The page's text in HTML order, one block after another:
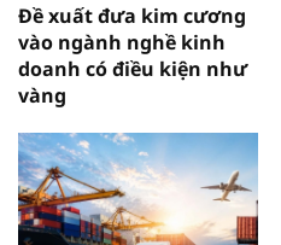
Đề xuất đưa kim cương
vào ngành nghề kinh
doanh có điều kiện như
vàng